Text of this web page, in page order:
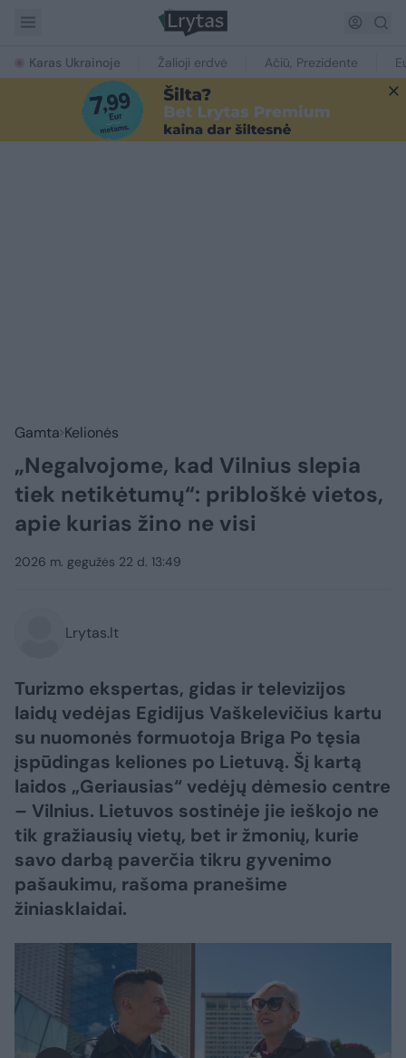
Karas Ukrainoje Žalioji erdvė Ačiū, Prezidente
Gamta Kelionės
„Negalvojome, kad Vilnius slepia
tiek netikėtumų“: pribloškė vietos,
apie kurias žino ne visi
2026 m. gegužės 22 d. 13:49
Lrytas.lt
Turizmo ekspertas, gidas ir televizijos
laidų vedėjas Egidijus Vaškelevičius kartu
su nuomonės formuotoja Briga Po tęsia
įspūdingas keliones po Lietuvą. Šį kartą
laidos „Geriausias“ vedėjų dėmesio centre
– Vilnius. Lietuvos sostinėje jie ieškojo ne
tik gražiausių vietų, bet ir žmonių, kurie
savo darbą paverčia tikru gyvenimo
pašaukimu, rašoma pranešime
žiniasklaidai.